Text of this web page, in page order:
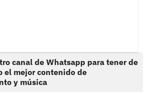
canal de Whatsapp para tener de
el mejor contenido de
y música